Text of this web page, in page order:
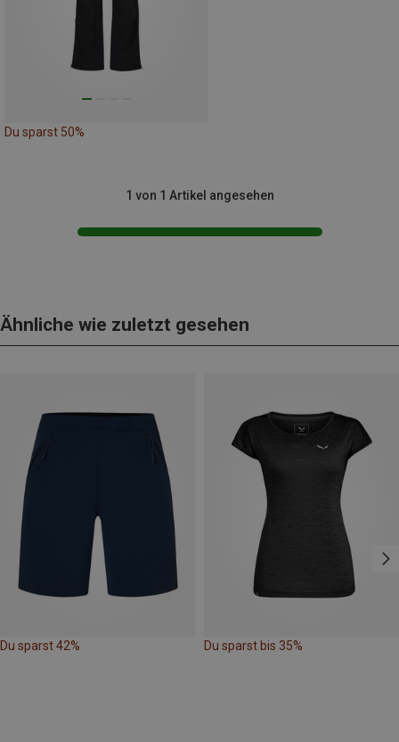
Du sparst 50%
1 von 1 Artikel angesehen
Ähnliche wie zuletzt gesehen
Du sparst 42% Du sparst bis 35%